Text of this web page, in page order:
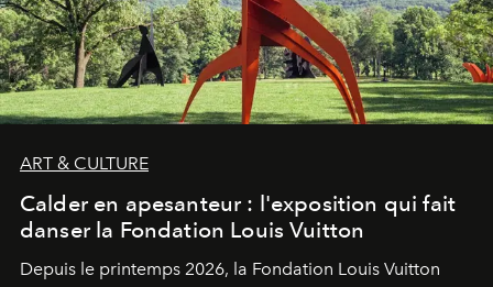
ART & CULTURE
Calder en apesanteur : l'exposition qui fait
danser la Fondation Louis Vuitton
Depuis le printemps 2026, la Fondation Louis Vuitton